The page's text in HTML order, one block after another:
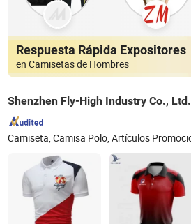
Respuesta Rápida Expositores
en Camisetas de Hombres
Shenzhen Fly-High Industry Co., Ltd.